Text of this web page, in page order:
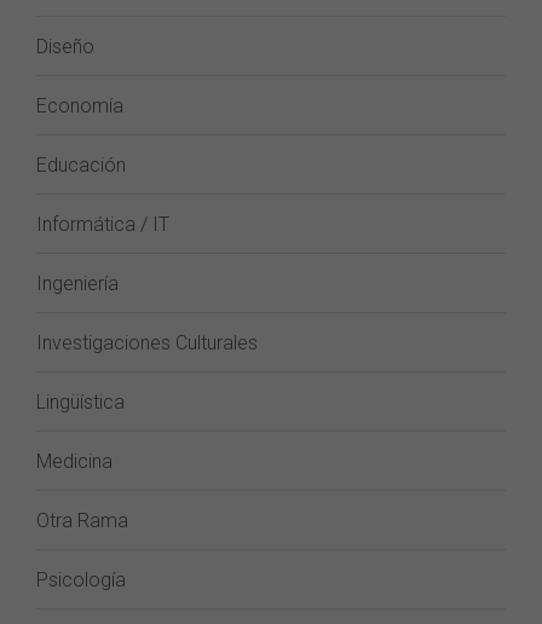
Diseño
Economía
Educación
Informática / IT
Ingeniería
Investigaciones Culturales
Lingüística
Medicina
Otra Rama
Psicología